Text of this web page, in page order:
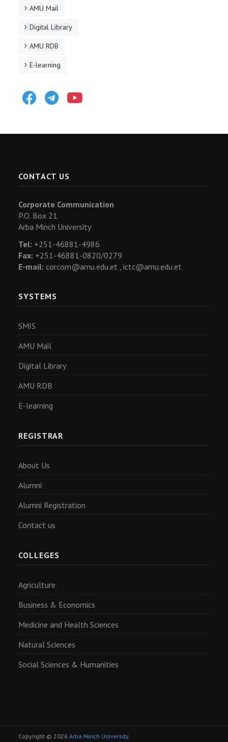
AMU Mail
Digital Library
AMU RDB
E-learning
FacebookTelegram
CONTACT US
Corporate Communication
P.O. Box 21
Arba Minch University
Tel: +251-46881-4986
Fax: +251-46881-0820/0279
E-mail: corcom@amu.edu.et , ictc@amu.edu.et
SYSTEMS
SMIS
AMU Mail
Digital Library
AMU RDB
E-learning
REGISTRAR
About Us
Alumni
Alumni Registration
Contact us
COLLEGES
Agriculture
Business & Economics
Medicine and Health Sciences
Natural Sciences
Social Sciences & Humanities
Copyright © 2026 Arba Minch University.